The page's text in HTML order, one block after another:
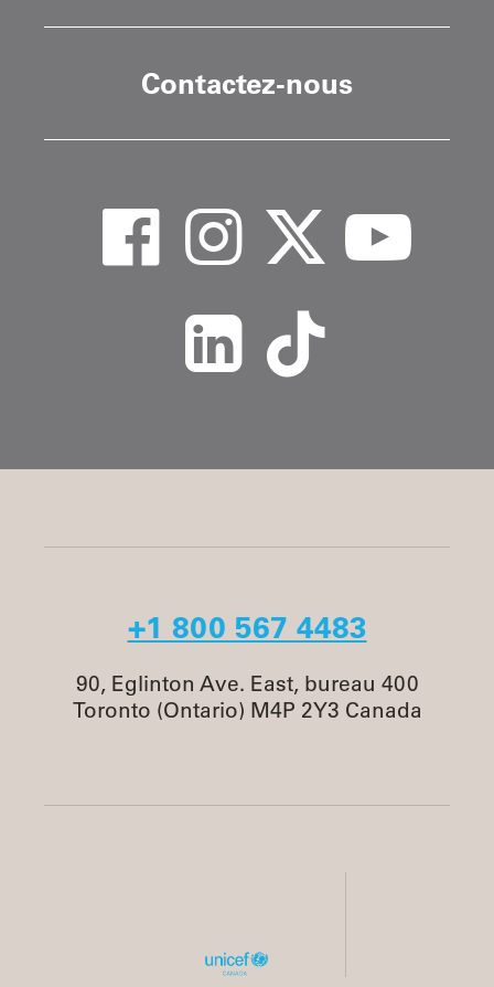
Contactez-nous
+1 800 567 4483
90, Eglinton Ave. East, bureau 400
Toronto (Ontario) M4P 2Y3 Canada